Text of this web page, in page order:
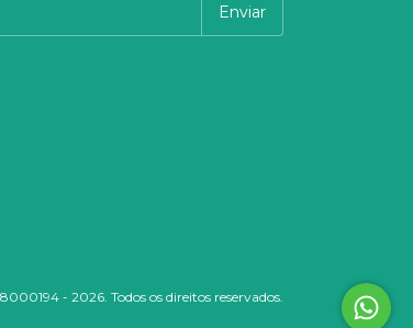
- 2026. Todos os direitos reservados.